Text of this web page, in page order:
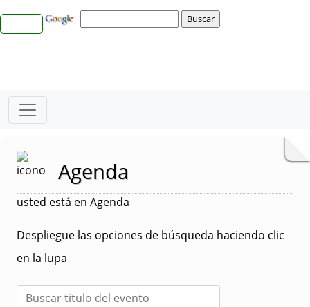
Agenda
usted está en Agenda
Despliegue las opciones de búsqueda haciendo clic
en la lupa